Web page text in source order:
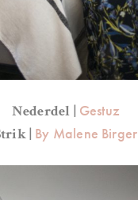
Nederdel | Gestuz
| By Malene Birger